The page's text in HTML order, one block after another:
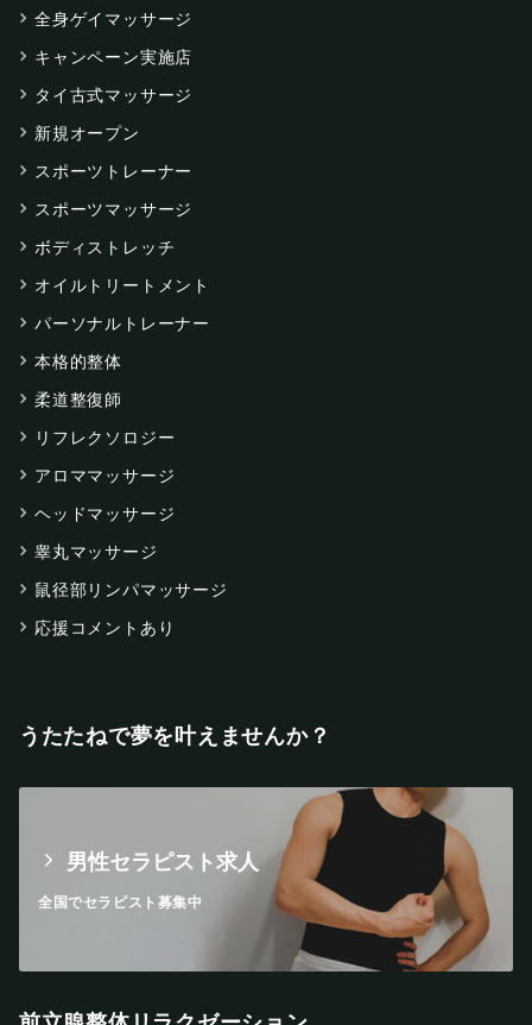
全身ゲイマッサージ
キャンペーン実施店
タイ古式マッサージ
新規オープン
スポーツトレーナー
スポーツマッサージ
ボディストレッチ
オイルトリートメント
パーソナルトレーナー
本格的整体
柔道整復師
リフレクソロジー
アロママッサージ
ヘッドマッサージ
睾丸マッサージ
鼠径部リンパマッサージ
応援コメントあり
うたたねで夢を叶えませんか？
男性セラピスト求人
全国でセラピスト募集中